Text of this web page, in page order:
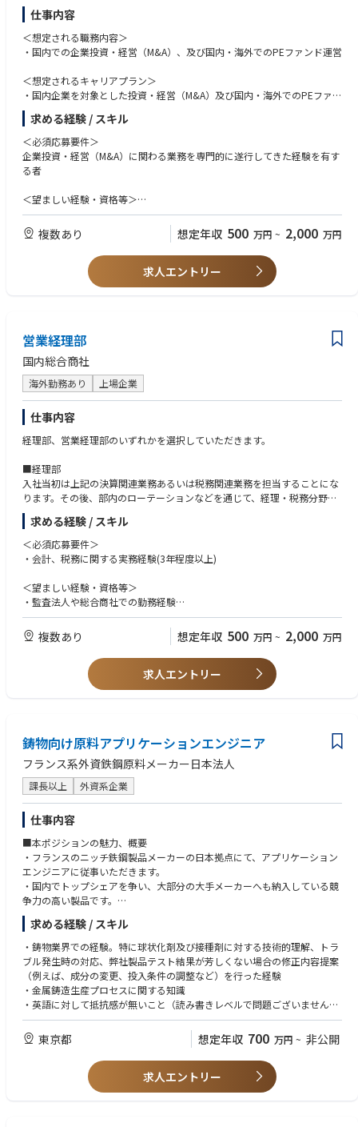
仕事内容
＜想定される職務内容＞
・国内での企業投資・経営（M&A）、及び国内・海外でのPEファンド運営
＜想定されるキャリアプラン＞
・国内企業を対象とした投資・経営（M&A）及び国内・海外でのPEファン
ド運営事業における関連業務（投資先企業の開拓・評価・交渉・投資実
行・経営改善、事業の企画・開発・投資・運営・管理）
・企業投資部（東京本社、或いはグループ会社出向）にてM&A・PEファン
ド運営の実務、投資先企業の成長戦略の実践を行い、将来は同部署のマネ
ジメントポスト、海外事業対応、他部署におけるM&A業務に従事すること
求める経験 / スキル
＜必須応募要件＞
企業投資・経営（M&A）に関わる業務を専門的に遂行してきた経験を有す
る者
＜望ましい経験・資格等＞
PEファンド・投資銀行・コンサルティング会社・事業会社等にて複数案件
をハンズオンで実行した経験（当該業務経験3年以上）
複数あり 想定年収 500 万円 ~ 2,000 万円
求人エントリー
営業経理部
国内総合商社
海外勤務あり 上場企業
仕事内容
経理部、営業経理部のいずれかを選択していただきます。
■経理部
入社当初は上記の決算関連業務あるいは税務関連業務を担当することにな
ります。その後、部内のローテーションなどを通じて、経理・税務分野に
関わる様々な業務経験を積むこととなります。将来的には、本人の希望や
適性を踏まえ、海外現地法人・支店および国内外事業会社の経理・税務業
務に就きます。経理・税務担当として、複数回の海外駐在・出向の可能性
があります。
・連結決算関連業務(国際会計基準)、単体決算関連業務(日本基準)および会
計監査対応業務等。
・法人税、消費税等の申告・納税・税務調査対応業務。
・全社税務戦略の企画・立案業務。
①営業本部の適切な予算・決算対応、営業本部への支援、不適切会計の防
止
②会計・税務・内部統制を軸とした営業・事業会社支援を、一定の統制機
能を発揮し実施
③事業会社管理・買収後の統合(PMI)・立上げ支援、稟議へ関与、受渡(商
品･金銭の取引管理)、DXによるバックオフィス業務の改善など、全社視点
から運営効率化に貢献
求める経験 / スキル
＜必須応募要件＞
・会計、税務に関する実務経験(3年程度以上)
＜望ましい経験・資格等＞
・監査法人や総合商社での勤務経験
・日本または米国の公認会計士資格
・英語力TOEIC700点以上
複数あり 想定年収 500 万円 ~ 2,000 万円
求人エントリー
鋳物向け原料アプリケーションエンジニア
フランス系外資鉄鋼原料メーカー日本法人
課長以上 外資系企業
仕事内容
■本ポジションの魅力、概要
・フランスのニッチ鉄鋼製品メーカーの日本拠点にて、アプリケーション
エンジニアに従事いただきます。
・国内でトップシェアを争い、大部分の大手メーカーへも納入している競
争力の高い製品です。
・少数精鋭の組織で裁量を持ちながら、積極的に新規開拓にも取り組んで
いける環境です。
・フランスや韓国から輸入した製品を、全国の自動車部品・インフラ製品
メーカー等に輸入販売していくにあたって、鋳物や冶金の知識を活かし
て、製品スペックの調整を顧客と自社の開発の間に立って円滑に進めてい
くポジションです。
・コアードワイヤー、投入機
・その他製鋼用副資材、製鋼用設備
国内自動車部品・インフラ製品メーカーなど大手～中小まで
求める経験 / スキル
・鋳物業界での経験。特に球状化剤及び接種剤に対する技術的理解、トラ
ブル発生時の対応、弊社製品テスト結果が芳しくない場合の修正内容提案
（例えば、成分の変更、投入条件の調整など）を行った経験
・金属鋳造生産プロセスに関する知識
・英語に対して抵抗感が無いこと（読み書きレベルで問題ございません）
・最大50%ほどの国内外への出張が可能なこと
・優れた対人スキルおよびコミュニケーション能力
・冶金工学または機械・材料科学の学士号
・Office、Salesforceの知識と実務経験
東京都 想定年収 700 万円 ~ 非公開
求人エントリー